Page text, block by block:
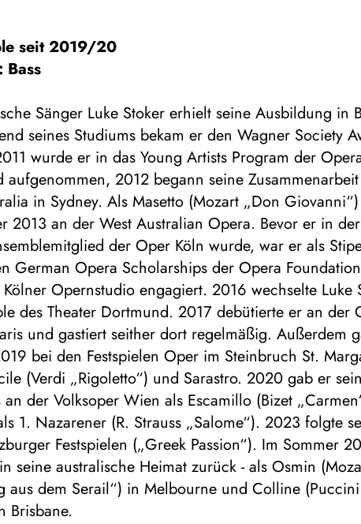
seit 2019/20
Bass
Sänger Luke Stoker erhielt seine Ausbildung in
seines Studiums bekam er den Wagner Society
wurde er in das Young Artists Program der
aufgenommen, 2012 begann seine
in Sydney. Als Masetto (Mozart „Don Giovanni“)
2013 an der West Australian Opera. Bevor er in
der Oper Köln wurde, war er als
German Opera Scholarships der Opera
Opernstudio engagiert. 2016 wechselte Luke
des Theater Dortmund. 2017 debütierte er an der
und gastiert seither dort regelmäßig. Außerdem
bei den Festspielen Oper im Steinbruch St.
(Verdi „Rigoletto“) und Sarastro. 2020 gab er
an der Volksoper Wien als Escamillo (Bizet
1. Nazarener (R. Strauss „Salome“). 2023 folgte
Festspielen („Greek Passion“). Im Sommer
seine australische Heimat zurück - als Osmin
aus dem Serail“) in Melbourne und Colline
Brisbane.